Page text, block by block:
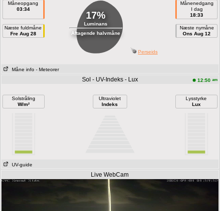
Måneopgang
03:34
Næste fuldmåne
Fre Aug 28
17%
Luminans
Aftagende halvmåne
Månenedgang
I dag
18:33
Næste nymåne
Ons Aug 12
Perseids
Måne info - Meteorer
Sol - UV-Indeks - Lux 12:50 am
Solstråling
W/m²
Ultraviolet
Indeks
Lysstyrke
Lux
UV-guide
Live WebCam